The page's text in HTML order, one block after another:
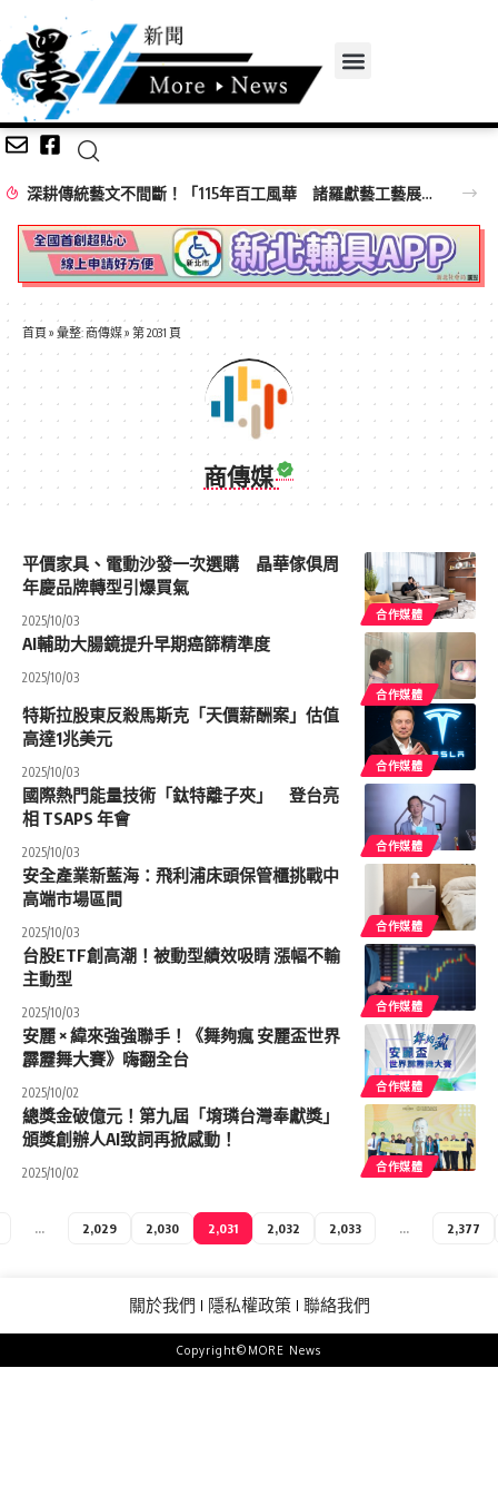
深耕傳統藝文不間斷！「115年百工風華 諸羅獻藝工藝展」跨域移師彰化溪湖展出
首頁 » 彙整: 商傳媒» 第 2031 頁
商傳媒
合作媒體
平價家具、電動沙發一次選購 晶華傢俱周
年慶品牌轉型引爆買氣
2025/10/03
合作媒體
AI輔助大腸鏡提升早期癌篩精準度
2025/10/03
合作媒體
特斯拉股東反殺馬斯克「天價薪酬案」估值
高達1兆美元
2025/10/03
合作媒體
國際熱門能量技術「鈦特離子夾」 登台亮
相 TSAPS 年會
2025/10/03
合作媒體
安全產業新藍海：飛利浦床頭保管櫃挑戰中
高端市場區間
2025/10/03
合作媒體
台股ETF創高潮！被動型績效吸睛 漲幅不輸
主動型
2025/10/03
合作媒體
安麗 × 緯來強強聯手！《舞夠瘋 安麗盃世界
霹靂舞大賽》嗨翻全台
2025/10/02
合作媒體
總獎金破億元！第九屆「堉璘台灣奉獻獎」
頒獎創辦人AI致詞再掀感動！
2025/10/02
... 2,029 2,030 2,031 2,032 2,033 ... 2,377
關於我們 隱私權政策 聯絡我們
Copyright©MORE News